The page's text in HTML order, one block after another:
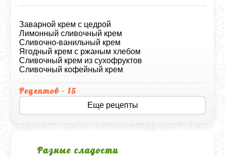
Заварной крем с цедрой
Лимонный сливочный крем
Сливочно-ванильный крем
Ягодный крем с ржаным хлебом
Сливочный крем из сухофруктов
Сливочный кофейный крем
Рецептов - 15
Еще рецепты
Разные сладости